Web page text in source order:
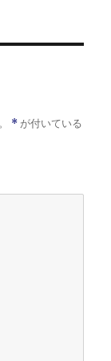
* が付いている